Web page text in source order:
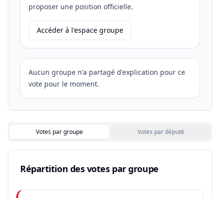
proposer une position officielle.
Accéder à l'espace groupe
Aucun groupe n'a partagé d'explication pour ce
vote pour le moment.
Votes par groupe Votes par député
Répartition des votes par groupe